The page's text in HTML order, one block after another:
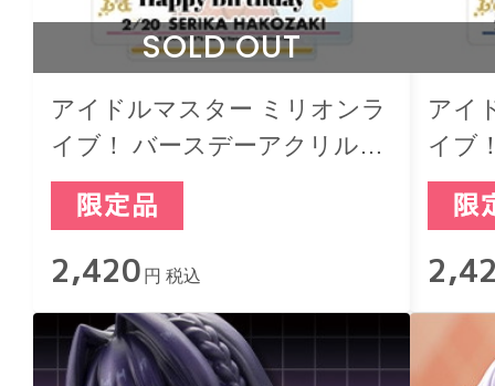
SOLD OUT
アイドルマスター ミリオンラ
イブ！ バースデーアクリルジ
オラマスタンド 箱崎星梨花
2,420 円 税込
アイ
イブ
オラ